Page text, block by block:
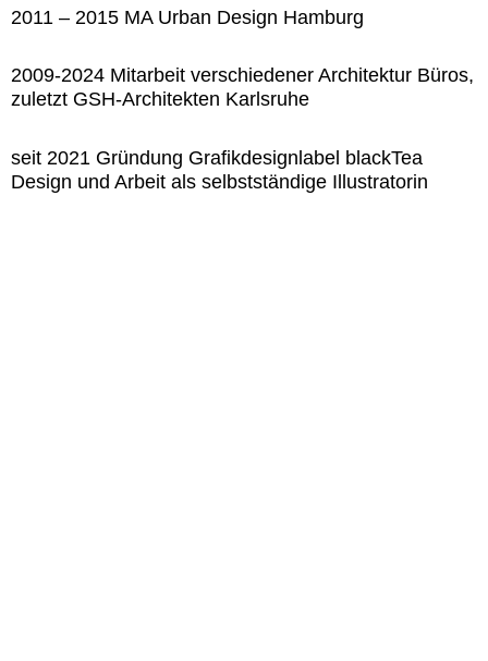
2011 – 2015 MA Urban Design Hamburg
2009-2024 Mitarbeit verschiedener Architektur Büros,
zuletzt GSH-Architekten Karlsruhe
seit 2021 Gründung Grafikdesignlabel blackTea
Design und Arbeit als selbstständige Illustratorin